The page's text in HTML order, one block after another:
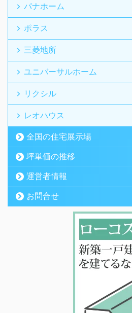
パナホーム
ポラス
三菱地所
ユニバーサルホーム
リクシル
レオハウス
全国の住宅展示場
坪単価の推移
運営者情報
お問合せ